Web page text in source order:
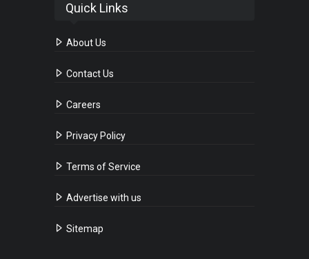
Quick Links
About Us
Contact Us
Careers
Privacy Policy
Terms of Service
Advertise with us
Sitemap